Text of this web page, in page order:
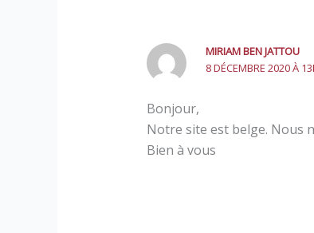
MIRIAM BEN JATTOU
8 DÉCEMBRE 2020 À
Bonjour,
Notre site est belge. Nous
Bien à vous